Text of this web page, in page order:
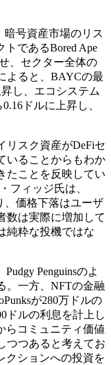
暗号資産市場のリス
であるBored Ape
、セクター全体の
よると、BAYCの最
し、エコシステム
ドルに上昇し、
リスク資産がDeFiセ
いることからもわか
たことを反映してい
フィッジ氏は、
、価格下落はユーザ
数は実際に増加して
純粋な投機ではな
Penguinsのよ
。一方、NFTの金融
が280万ドルの
ドルの利息を計上し
らコミュニティ価値
つつあると考えてお
クションへの投資を